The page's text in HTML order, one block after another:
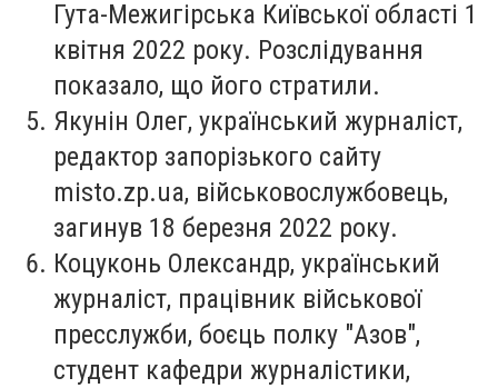
Гута-Межигірська Київської області 1
квітня 2022 року. Розслідування
показало, що його стратили.
Якунін Олег, український журналіст,
редактор запорізького сайту
misto.zp.ua, військовослужбовець,
загинув 18 березня 2022 року.
Коцуконь Олександр, український
журналіст, працівник військової
пресслужби, боєць полку "Азов",
студент кафедри журналістики,